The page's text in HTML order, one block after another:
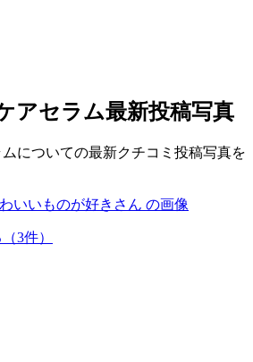
アセラム最新投稿写真
についての最新クチコミ投稿写真を
（3件）